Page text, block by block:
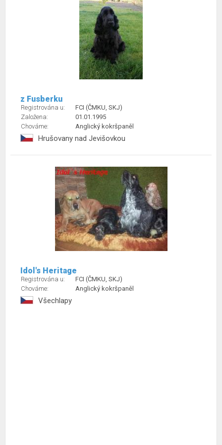
z Fusberku
Registrována u:
FCI (ČMKU, SKJ)
Založena:
01.01.1995
Chováme:
Anglický kokršpaněl
Hrušovany nad Jevišovkou
Idol's Heritage
Registrována u:
FCI (ČMKU, SKJ)
Chováme:
Anglický kokršpaněl
Všechlapy